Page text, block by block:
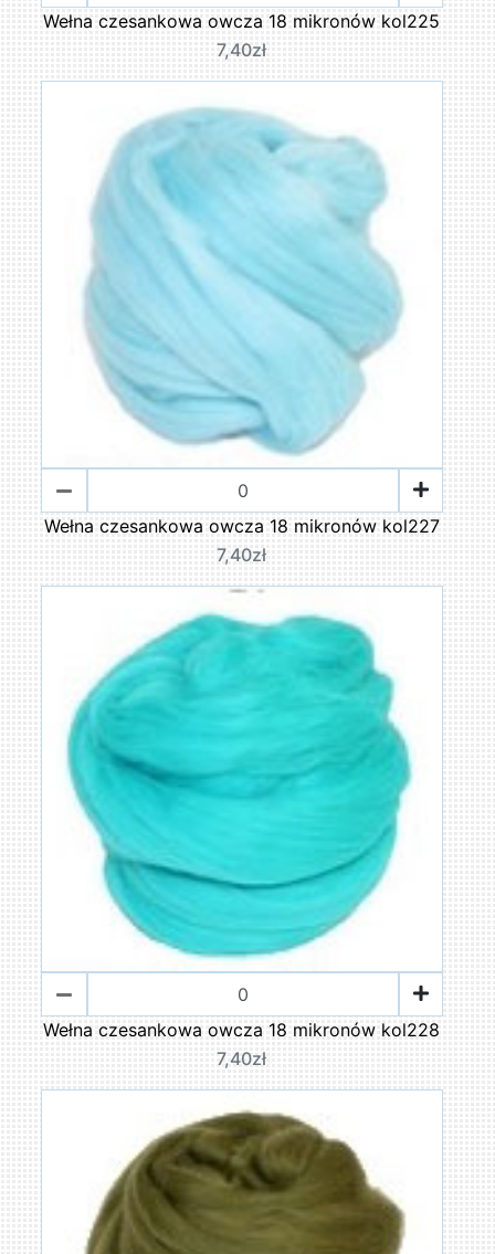
Wełna czesankowa owcza 18 mikronów kol225
7,40zł
Wełna czesankowa owcza 18 mikronów kol227
7,40zł
Wełna czesankowa owcza 18 mikronów kol228
7,40zł